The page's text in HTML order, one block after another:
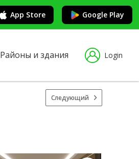
App Store Google Play
Районы и здания Login
Следующий